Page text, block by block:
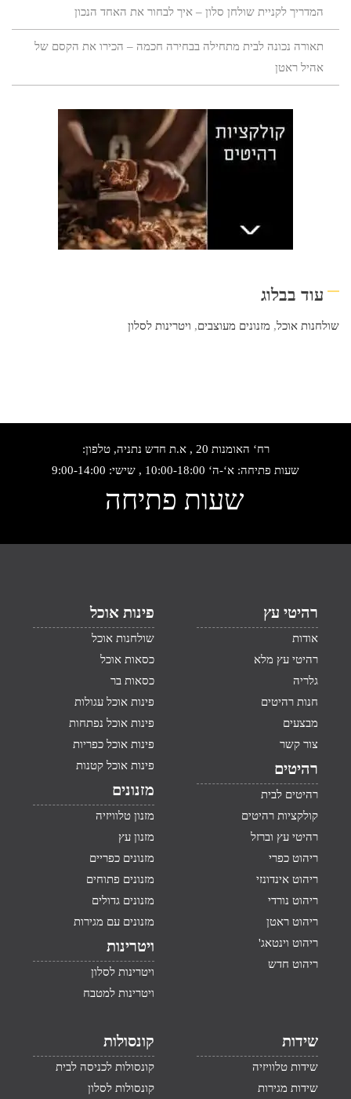
המדריך לקניית שולחן סלון – איך לבחור את האחד הנכון
תאורה נכונה לבית מתחילה בבחירה חכמה – הכירו את הקסם של
אהיל ראטן
עוד בבלוג
שולחנות אוכל, מזנונים מעוצבים, ויטרינות לסלון
רח‘ האומנות 20 , א.ת חדש נתניה, טלפון:
שעות פתיחה: א‘-ה‘ 10:00-18:00 , שישי: 9:00-14:00
שעות פתיחה
רהיטי עץ
אודות
רהיטי עץ מלא
גלריה
חנות רהיטים
מבצעים
צור קשר
רהיטים
רהיטים לבית
קולקציות רהיטים
רהיטי עץ וברזל
ריהוט כפרי
ריהוט אינדונזי
ריהוט נורדי
ריהוט ראטן
ריהוט וינטאג'
ריהוט חדש
פינות אוכל
שולחנות אוכל
כסאות אוכל
כסאות בר
פינות אוכל עגולות
פינות אוכל נפתחות
פינות אוכל כפריות
פינות אוכל קטנות
מזנונים
מזנון טלוויזיה
מזנון עץ
מזנונים כפריים
מזנונים פתוחים
מזנונים גדולים
מזנונים עם מגירות
ויטרינות
ויטרינות לסלון
ויטרינות למטבח
שידות
שידות טלוויזיה
שידות מגירות
קונסולות
קונסולות לכניסה לבית
קונסולות לסלון